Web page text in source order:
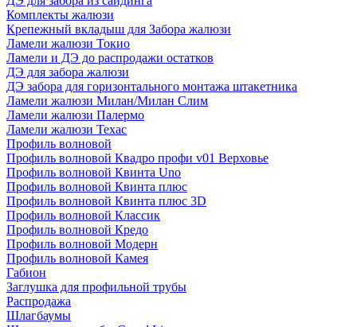
Комплекты жалюзи
Крепежный вкладыш для Забора жалюзи
Ламели жалюзи Токио
Ламели и ДЭ до распродажи остатков
ДЭ для забора жалюзи
ДЭ забора для горизонтального монтажа штакетника
Ламели жалюзи Милан/Милан Слим
Ламели жалюзи Палермо
Ламели жалюзи Техас
Профиль волновой
Профиль волновой Квадро профи v01 Верховье
Профиль волновой Квинта Uno
Профиль волновой Квинта плюс
Профиль волновой Квинта плюс 3D
Профиль волновой Классик
Профиль волновой Кредо
Профиль волновой Модерн
Профиль волновой Камея
Габион
Заглушка для профильной трубы
Распродажа
Шлагбаумы